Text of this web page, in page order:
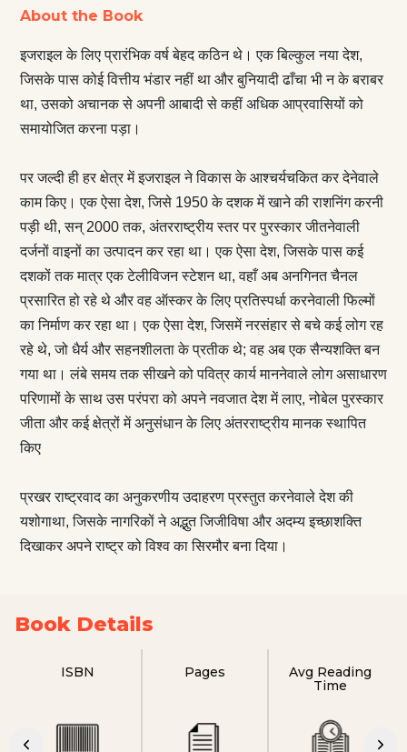
About the Book
इजराइल के लिए प्रारंभिक वर्ष बेहद कठिन थे। एक बिल्कुल नया देश,
जिसके पास कोई वित्तीय भंडार नहीं था और बुनियादी ढाँचा भी न के बराबर
था, उसको अचानक से अपनी आबादी से कहीं अधिक आप्रवासियों को
समायोजित करना पड़ा।
पर जल्दी ही हर क्षेत्र में इजराइल ने विकास के आश्चर्यचकित कर देनेवाले
काम किए। एक ऐसा देश, जिसे 1950 के दशक में खाने की राशनिंग करनी
पड़ी थी, सन्‌ 2000 तक, अंतरराष्ट्रीय स्तर पर पुरस्कार जीतनेवाली
दर्जनों वाइनों का उत्पादन कर रहा था। एक ऐसा देश, जिसके पास कई
दशकों तक मात्र एक टेलीविजन स्टेशन था, वहाँ अब अनगिनत चैनल
प्रसारित हो रहे थे और वह ऑस्कर के लिए प्रतिस्पर्धा करनेवाली फिल्मों
का निर्माण कर रहा था। एक ऐसा देश, जिसमें नरसंहार से बचे कई लोग रह
रहे थे, जो धैर्य और सहनशीलता के प्रतीक थे; वह अब एक सैन्यशक्ति बन
गया था। लंबे समय तक सीखने को पवित्र कार्य माननेवाले लोग असाधारण
परिणामों के साथ उस परंपरा को अपने नवजात देश में लाए, नोबेल पुरस्कार
जीता और कई क्षेत्रों में अनुसंधान के लिए अंतरराष्ट्रीय मानक स्थापित
किए
प्रखर राष्ट्रवाद का अनुकरणीय उदाहरण प्रस्तुत करनेवाले देश की
यशोगाथा, जिसके नागरिकों ने अद्भुत जिजीविषा और अदम्य इच्छाशक्ति
दिखाकर अपने राष्ट्र को विश्व का सिरमौर बना दिया।
Book Details
ISBN Pages
Avg Reading
Time